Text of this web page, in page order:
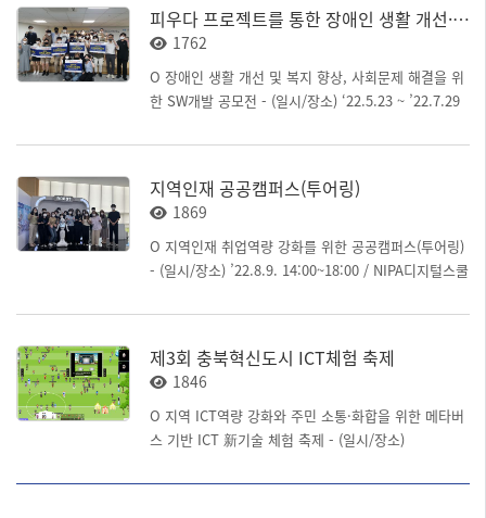
업 현장복귀를 지원 - (추진내용) 실무기반의 프로젝트
교육, 맞춤형 경력설계 및 취업 연계 추진
피우다 프로젝트를 통한 장애인 생활 개선·복지 향상 및 사회 문제 해결
1762
O 장애인 생활 개선 및 복지 향상, 사회문제 해결을 위
한 SW개발 공모전 - (일시/장소) ‘22.5.23 ~ ’22.7.29
’22.10.13 (2차) / 서울 ICT이노베이션스퀘어 - (추진목
적 아이디어 발굴을 통한 사회공헌 - (추진내용) 성동장
애인종합복지관의 이용자(장애인 및 가족 등)를 대상으
로 생활 및 복지 관련 문제 해결·개선을 위한 SW개발
(앱·웹 등), 공공데이터를 활용하여 다양한 산업 및 사
발
지역인재 공공캠퍼스(투어링)
1869
O 지역인재 취업역량 강화를 위한 공공캠퍼스(투어링)
- (일시/장소) ’22.8.9. 14:00~18:00 / NIPA디지털스쿨
용 지역인재의 취업역량 강화를 도모 - (추진내용) 충청
제로, 충북소재 대학생 및 인근 기관 인턴 대상 취업역
량강화 특강 등 투어링 프로그램 운영
제3회 충북혁신도시 ICT체험 축제
1846
O 지역 ICT역량 강화와 주민 소통·화합을 위한 메타버
스 기반 ICT 新기술 체험 축제 - (일시/장소)
스, NIPA 디지털스쿨 및 컨퍼런스홀 - (추진목표) 우리